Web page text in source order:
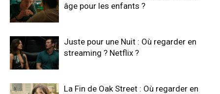
âge pour les enfants ?
Juste pour une Nuit : Où regarder en
streaming ? Netflix ?
La Fin de Oak Street : Où regarder en